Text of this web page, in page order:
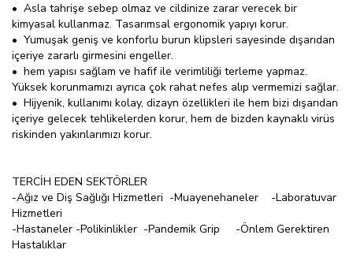
• Asla tahrişe sebep olmaz ve cildinize zarar verecek bir
kimyasal kullanmaz. Tasarımsal ergonomik yapıyı korur.
• Yumuşak geniş ve konforlu burun klipsleri sayesinde dışarıdan
içeriye zararlı girmesini engeller.
• hem yapısı sağlam ve hafif ile verimliliği terleme yapmaz.
Yüksek korunmamızı ayrıca çok rahat nefes alıp vermemizi sağlar.
• Hijyenik, kullanımı kolay, dizayn özellikleri ile hem bizi dışarıdan
içeriye gelecek tehlikelerden korur, hem de bizden kaynaklı virüs
riskinden yakınlarımızı korur.
TERCİH EDEN SEKTÖRLER
-Ağız ve Diş Sağlığı Hizmetleri -Muayenehaneler -Laboratuvar
Hizmetleri
-Hastaneler -Polikinlikler -Pandemik Grip -Önlem Gerektiren
Hastalıklar